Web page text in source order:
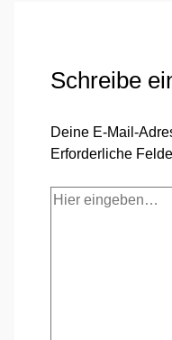
Schreibe
Deine E-Mail-
Erforderliche
Hier